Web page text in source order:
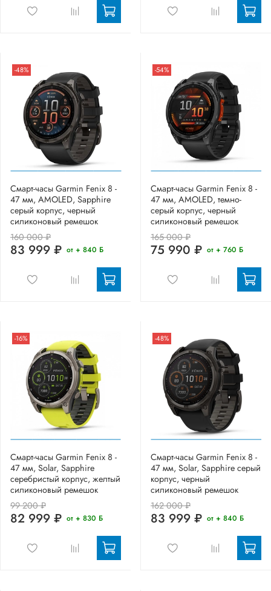
-48%
Смарт-часы Garmin Fenix 8 -
47 мм, AMOLED, Sapphire
серый корпус, черный
силиконовый ремешок
160 000 ₽
83 999 ₽ от + 840 Б
-54%
Смарт-часы Garmin Fenix 8 -
47 мм, AMOLED, темно-
серый корпус, черный
силиконовый ремешок
165 000 ₽
75 990 ₽ от + 760 Б
-16%
Смарт-часы Garmin Fenix 8 -
47 мм, Solar, Sapphire
серебристый корпус, желтый
силиконовый ремешок
99 200 ₽
82 999 ₽ от + 830 Б
-48%
Смарт-часы Garmin Fenix 8 -
47 мм, Solar, Sapphire серый
корпус, черный
силиконовый ремешок
162 000 ₽
83 999 ₽ от + 840 Б